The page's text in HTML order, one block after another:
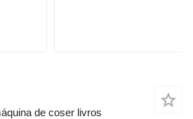
de coser livros